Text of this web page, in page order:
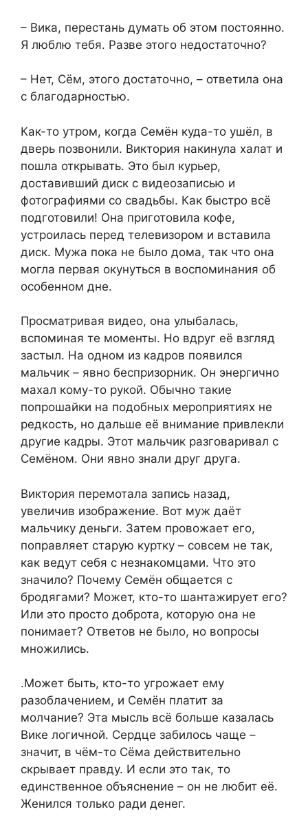
– Вика, перестань думать об этом постоянно.
Я люблю тебя. Разве этого недостаточно?
– Нет, Сём, этого достаточно, – ответила она
с благодарностью.
Как-то утром, когда Семён куда-то ушёл, в
дверь позвонили. Виктория накинула халат и
пошла открывать. Это был курьер,
доставивший диск с видеозаписью и
фотографиями со свадьбы. Как быстро всё
подготовили! Она приготовила кофе,
устроилась перед телевизором и вставила
диск. Мужа пока не было дома, так что она
могла первая окунуться в воспоминания об
особенном дне.
Просматривая видео, она улыбалась,
вспоминая те моменты. Но вдруг её взгляд
застыл. На одном из кадров появился
мальчик – явно беспризорник. Он энергично
махал кому-то рукой. Обычно такие
попрошайки на подобных мероприятиях не
редкость, но дальше её внимание привлекли
другие кадры. Этот мальчик разговаривал с
Семёном. Они явно знали друг друга.
Виктория перемотала запись назад,
увеличив изображение. Вот муж даёт
мальчику деньги. Затем провожает его,
поправляет старую куртку – совсем не так,
как ведут себя с незнакомцами. Что это
значило? Почему Семён общается с
бродягами? Может, кто-то шантажирует его?
Или это просто доброта, которую она не
понимает? Ответов не было, но вопросы
множились.
.Может быть, кто-то угрожает ему
разоблачением, и Семён платит за
молчание? Эта мысль всё больше казалась
Вике логичной. Сердце забилось чаще –
значит, в чём-то Сёма действительно
скрывает правду. И если это так, то
единственное объяснение – он не любит её.
Женился только ради денег.